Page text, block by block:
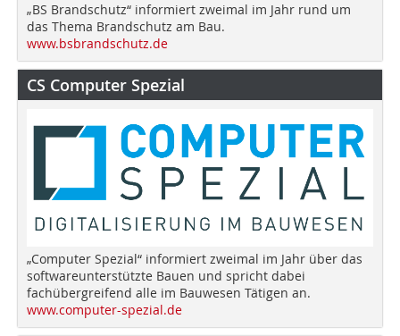
„BS Brandschutz“ informiert zweimal im Jahr rund um
das Thema Brandschutz am Bau.
www.bsbrandschutz.de
CS Computer Spezial
„Computer Spezial“ informiert zweimal im Jahr über das
softwareunterstützte Bauen und spricht dabei
fachübergreifend alle im Bauwesen Tätigen an.
www.computer-spezial.de